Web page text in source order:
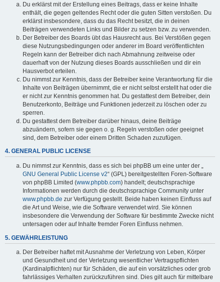
Du erklärst mit der Erstellung eines Beitrags, dass er keine Inhalte
enthält, die gegen geltendes Recht oder die guten Sitten verstoßen. Du
erklärst insbesondere, dass du das Recht besitzt, die in deinen
Beiträgen verwendeten Links und Bilder zu setzen bzw. zu verwenden.
Der Betreiber des Boards übt das Hausrecht aus. Bei Verstößen gegen
diese Nutzungsbedingungen oder anderer im Board veröffentlichten
Regeln kann der Betreiber dich nach Abmahnung zeitweise oder
dauerhaft von der Nutzung dieses Boards ausschließen und dir ein
Hausverbot erteilen.
Du nimmst zur Kenntnis, dass der Betreiber keine Verantwortung für die
Inhalte von Beiträgen übernimmt, die er nicht selbst erstellt hat oder die
er nicht zur Kenntnis genommen hat. Du gestattest dem Betreiber, dein
Benutzerkonto, Beiträge und Funktionen jederzeit zu löschen oder zu
sperren.
Du gestattest dem Betreiber darüber hinaus, deine Beiträge
abzuändern, sofern sie gegen o. g. Regeln verstoßen oder geeignet
sind, dem Betreiber oder einem Dritten Schaden zuzufügen.
4. GENERAL PUBLIC LICENSE
Du nimmst zur Kenntnis, dass es sich bei phpBB um eine unter der „
GNU General Public License v2“ (GPL) bereitgestellten Foren-Software
von phpBB Limited (www.phpbb.com) handelt; deutschsprachige
Informationen werden durch die deutschsprachige Community unter
www.phpbb.de zur Verfügung gestellt. Beide haben keinen Einfluss auf
die Art und Weise, wie die Software verwendet wird. Sie können
insbesondere die Verwendung der Software für bestimmte Zwecke nicht
untersagen oder auf Inhalte fremder Foren Einfluss nehmen.
5. GEWÄHRLEISTUNG
Der Betreiber haftet mit Ausnahme der Verletzung von Leben, Körper
und Gesundheit und der Verletzung wesentlicher Vertragspflichten
(Kardinalpflichten) nur für Schäden, die auf ein vorsätzliches oder grob
fahrlässiges Verhalten zurückzuführen sind. Dies gilt auch für mittelbare